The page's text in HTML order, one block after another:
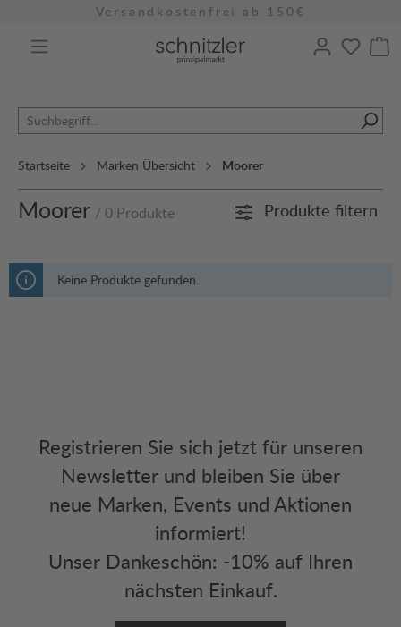
Versandkostenfrei ab 150€
Startseite Marken Übersicht Moorer
Moorer / 0 Produkte Produkte filtern
Keine Produkte gefunden.
Registrieren Sie sich jetzt für unseren
Newsletter und bleiben Sie über
neue Marken, Events und Aktionen
informiert!
Unser Dankeschön: -10% auf Ihren
nächsten Einkauf.